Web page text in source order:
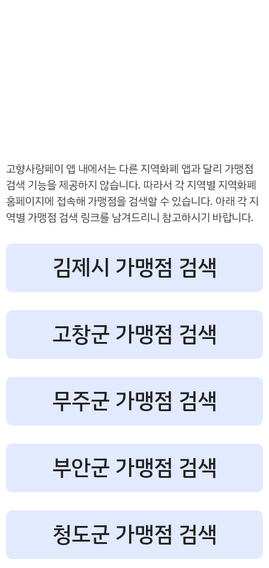
고향사랑페이 앱 내에서는 다른 지역화폐 앱과 달리 가맹점
검색 기능을 제공하지 않습니다. 따라서 각 지역별 지역화폐
홈페이지에 접속해 가맹점을 검색할 수 있습니다. 아래 각 지
역별 가맹점 검색 링크를 남겨드리니 참고하시기 바랍니다.
김제시 가맹점 검색
고창군 가맹점 검색
무주군 가맹점 검색
부안군 가맹점 검색
청도군 가맹점 검색